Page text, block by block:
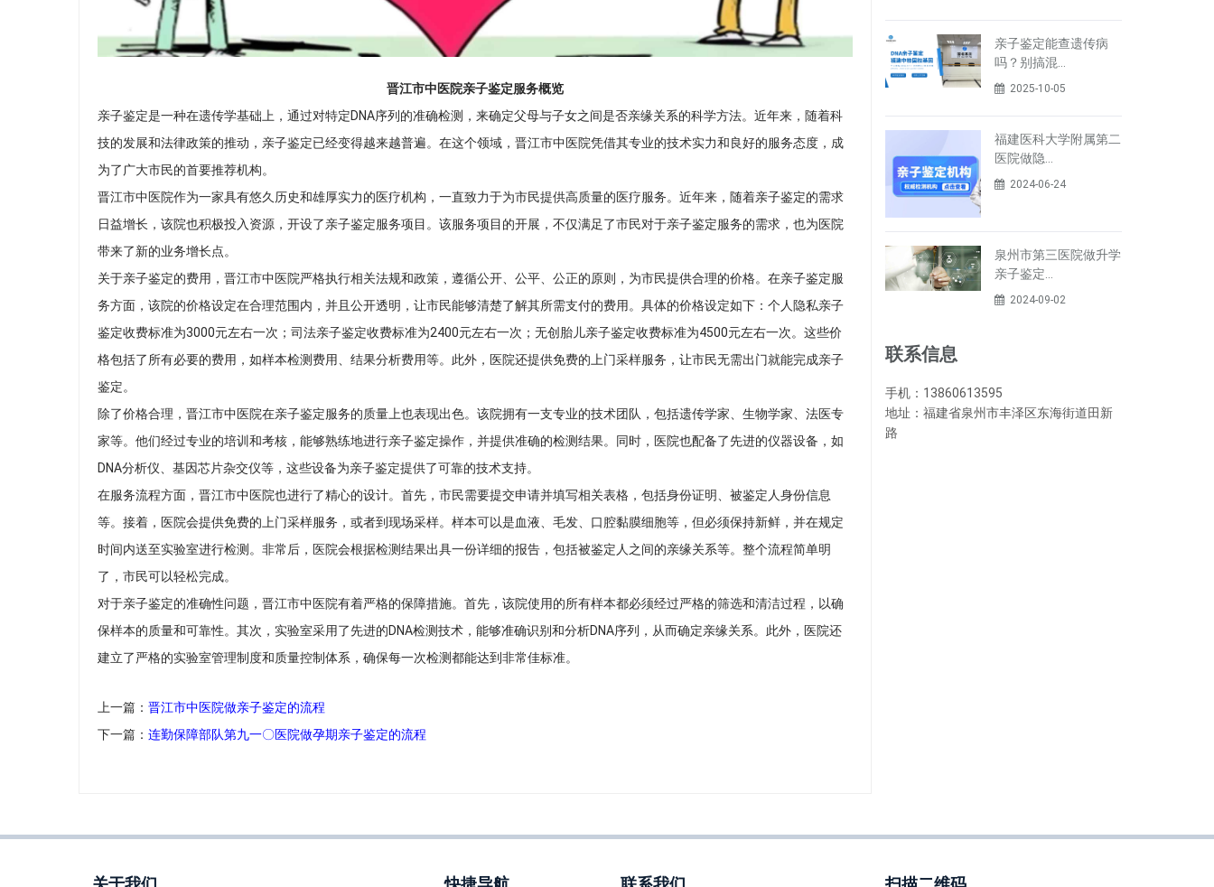
晋江市中医院亲子鉴定服务概览
亲子鉴定是一种在遗传学基础上，通过对特定DNA序列的准确检测，来确定父母与子女之间是否亲缘关系的科学方法。近年来，随着科
技的发展和法律政策的推动，亲子鉴定已经变得越来越普遍。在这个领域，晋江市中医院凭借其专业的技术实力和良好的服务态度，成
为了广大市民的首要推荐机构。
晋江市中医院作为一家具有悠久历史和雄厚实力的医疗机构，一直致力于为市民提供高质量的医疗服务。近年来，随着亲子鉴定的需求
日益增长，该院也积极投入资源，开设了亲子鉴定服务项目。该服务项目的开展，不仅满足了市民对于亲子鉴定服务的需求，也为医院
带来了新的业务增长点。
关于亲子鉴定的费用，晋江市中医院严格执行相关法规和政策，遵循公开、公平、公正的原则，为市民提供合理的价格。在亲子鉴定服
务方面，该院的价格设定在合理范围内，并且公开透明，让市民能够清楚了解其所需支付的费用。具体的价格设定如下：个人隐私亲子
鉴定收费标准为3000元左右一次；司法亲子鉴定收费标准为2400元左右一次；无创胎儿亲子鉴定收费标准为4500元左右一次。这些价
格包括了所有必要的费用，如样本检测费用、结果分析费用等。此外，医院还提供免费的上门采样服务，让市民无需出门就能完成亲子
鉴定。
除了价格合理，晋江市中医院在亲子鉴定服务的质量上也表现出色。该院拥有一支专业的技术团队，包括遗传学家、生物学家、法医专
家等。他们经过专业的培训和考核，能够熟练地进行亲子鉴定操作，并提供准确的检测结果。同时，医院也配备了先进的仪器设备，如
DNA分析仪、基因芯片杂交仪等，这些设备为亲子鉴定提供了可靠的技术支持。
在服务流程方面，晋江市中医院也进行了精心的设计。首先，市民需要提交申请并填写相关表格，包括身份证明、被鉴定人身份信息
等。接着，医院会提供免费的上门采样服务，或者到现场采样。样本可以是血液、毛发、口腔黏膜细胞等，但必须保持新鲜，并在规定
时间内送至实验室进行检测。非常后，医院会根据检测结果出具一份详细的报告，包括被鉴定人之间的亲缘关系等。整个流程简单明
了，市民可以轻松完成。
对于亲子鉴定的准确性问题，晋江市中医院有着严格的保障措施。首先，该院使用的所有样本都必须经过严格的筛选和清洁过程，以确
保样本的质量和可靠性。其次，实验室采用了先进的DNA检测技术，能够准确识别和分析DNA序列，从而确定亲缘关系。此外，医院还
建立了严格的实验室管理制度和质量控制体系，确保每一次检测都能达到非常佳标准。
上一篇： 晋江市中医院做亲子鉴定的流程
下一篇： 连勤保障部队第九一〇医院做孕期亲子鉴定的流程
亲子鉴定能查遗传病
吗？别搞混…
2025-10-05
福建医科大学附属第二
医院做隐…
2024-06-24
泉州市第三医院做升学
亲子鉴定…
2024-09-02
联系信息
手机：13860613595
地址：福建省泉州市丰泽区东海街道田新
路